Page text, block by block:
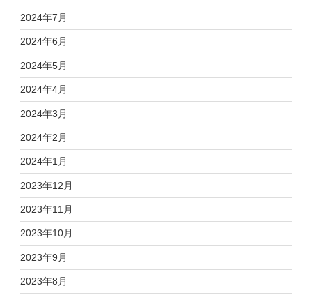
2024年7月
2024年6月
2024年5月
2024年4月
2024年3月
2024年2月
2024年1月
2023年12月
2023年11月
2023年10月
2023年9月
2023年8月